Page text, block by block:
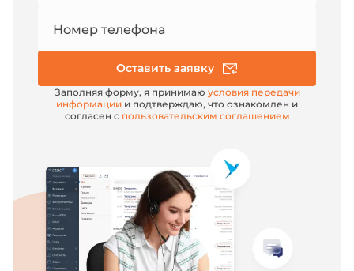
Номер телефона
Оставить заявку
Заполняя форму, я принимаю условия передачи
информации и подтверждаю, что ознакомлен и
согласен с пользовательским соглашением